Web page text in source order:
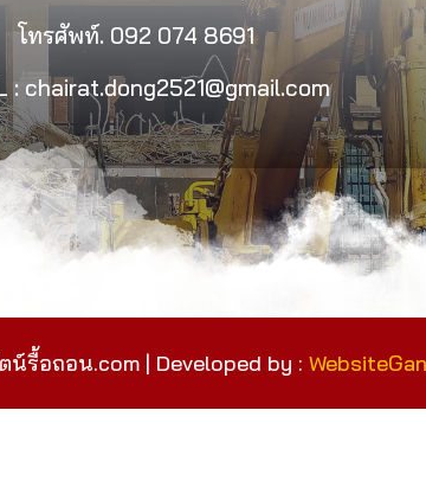
โทรศัพท์. 092 074 8691
: chairat.dong2521@gmail.com
น์รื้อถอน.com | Developed by :